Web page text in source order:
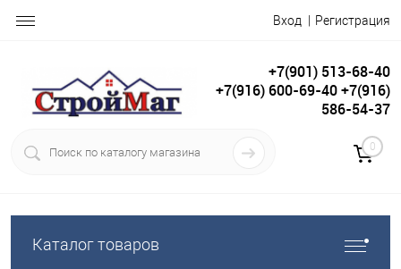
Вход Регистрация
+7(901) 513-68-40
+7(916) 600-69-40 +7(916)
586-54-37
0
Каталог товаров